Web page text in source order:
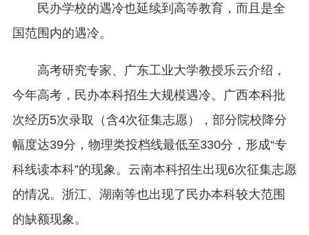
民办学校的遇冷也延续到高等教育，而且是全
国范围内的遇冷。
高考研究专家、广东工业大学教授乐云介绍，
今年高考，民办本科招生大规模遇冷。广西本科批
次经历5次录取（含4次征集志愿），部分院校降分
幅度达39分，物理类投档线最低至330分，形成“专
科线读本科”的现象。云南本科招生出现6次征集志愿
的情况。浙江、湖南等也出现了民办本科较大范围
的缺额现象。